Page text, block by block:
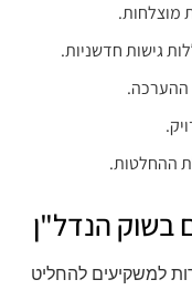
מוצלחות.
גישות חדשניות.
ההערכה.
ההחלטות.
בשוק הנדל"ן
למשקיעים להחליט